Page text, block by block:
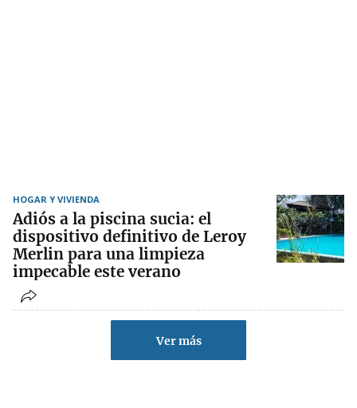
HOGAR Y VIVIENDA
Adiós a la piscina sucia: el
dispositivo definitivo de Leroy
Merlin para una limpieza
impecable este verano
Ver más